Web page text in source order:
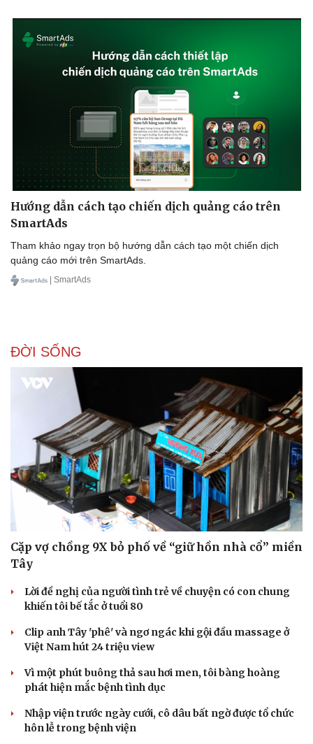
Du lịch
Săn Tour
check-in
Đọc truyện đêm khuya
Hạt giống tâm hồn
Hướng dẫn cách tạo chiến dịch quảng cáo trên
SmartAds
Tham khảo ngay trọn bộ hướng dẫn cách tạo một chiến dịch
quảng cáo mới trên SmartAds.
| SmartAds
ĐỜI SỐNG
Cặp vợ chồng 9X bỏ phố về “giữ hồn nhà cổ” miền
Tây
Lời đề nghị của người tình trẻ về chuyện có con chung
khiến tôi bế tắc ở tuổi 80
Clip anh Tây 'phê' và ngơ ngác khi gội đầu massage ở
Việt Nam hút 24 triệu view
Vì một phút buông thả sau hơi men, tôi bàng hoàng
phát hiện mắc bệnh tình dục
Nhập viện trước ngày cưới, cô dâu bất ngờ được tổ chức
hôn lễ trong bệnh viện